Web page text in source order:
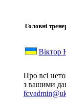
Головні
Про всі
з вашими